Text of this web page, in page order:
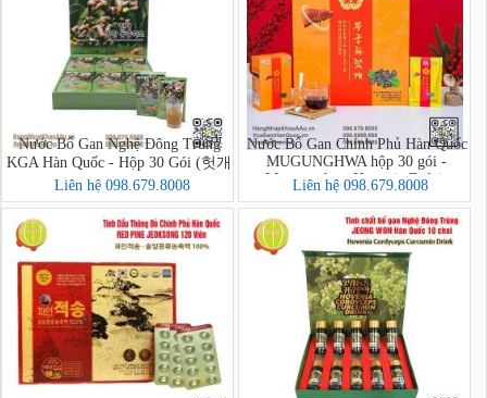
Nước Bổ Gan Nghệ Đông Trùng
KGA Hàn Quốc - Hộp 30 Gói (헛개
강황 동충하초)
Liên hệ 098.679.8008
Nước Bổ Gan Chính Phủ Hàn Quốc
MUGUNGHWA hộp 30 gói -
Mungunghwa Hovenia Dulcis
Liên hệ 098.679.8008